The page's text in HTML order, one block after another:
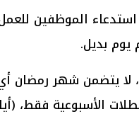
الموظفين
بديل.
شهر رمضان
الأسبوعية فقط،